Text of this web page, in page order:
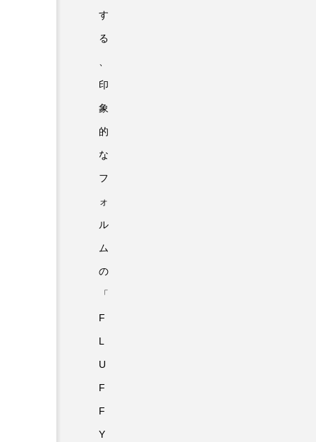
す
る
印
象
的
な
フ
ォ
ル
ム
の
「
F
L
U
F
F
Y